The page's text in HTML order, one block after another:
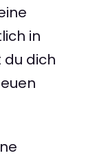
in
dich